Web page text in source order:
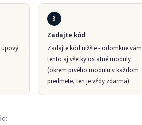
3
Zadajte kód
Zadajte kód nižšie - odomkne vám
tento aj všetky ostatné moduly
(okrem prvého modulu v každom
predmete, ten je vždy zdarma)